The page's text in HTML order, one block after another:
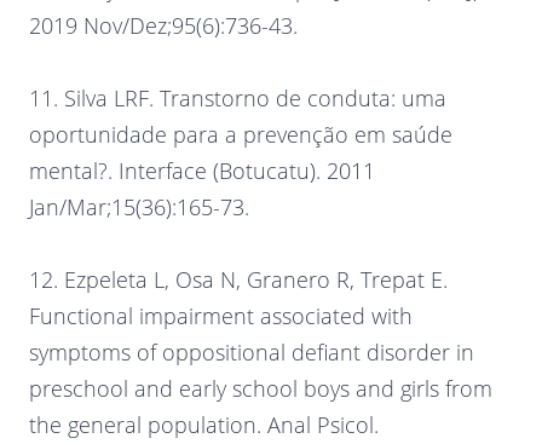
2019 Nov/Dez;95(6):736-43.
11. Silva LRF. Transtorno de conduta: uma
oportunidade para a prevenção em saúde
mental?. Interface (Botucatu). 2011
Jan/Mar;15(36):165-73.
12. Ezpeleta L, Osa N, Granero R, Trepat E.
Functional impairment associated with
symptoms of oppositional defiant disorder in
preschool and early school boys and girls from
the general population. Anal Psicol.